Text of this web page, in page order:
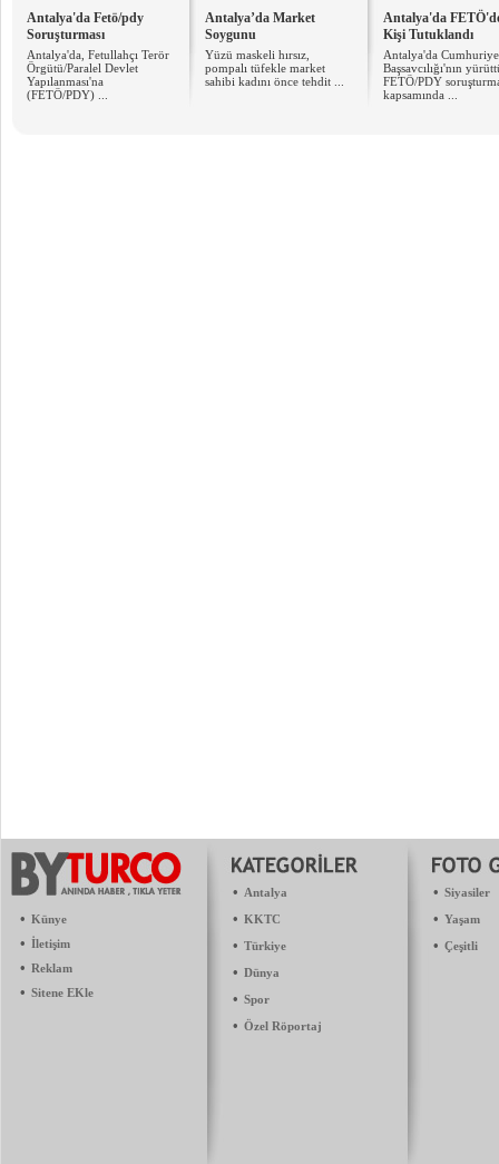
Antalya'da Fetö/pdy
Soruşturması
Antalya'da, Fetullahçı Terör
Örgütü/Paralel Devlet
Yapılanması'na
(FETÖ/PDY) ...
Antalya’da Market
Soygunu
Yüzü maskeli hırsız,
pompalı tüfekle market
sahibi kadını önce tehdit ...
Antalya'da
Kişi Tutuklandı
Antalya'da
Başsavcılığı'nın
FETÖ/PDY
kapsamında ...
• Künye
• İletişim
• Reklam
• Sitene EKle
• Antalya
• KKTC
• Türkiye
• Dünya
• Spor
• Özel Röportaj
• Siyasiler
• Yaşam
• Çeşitli